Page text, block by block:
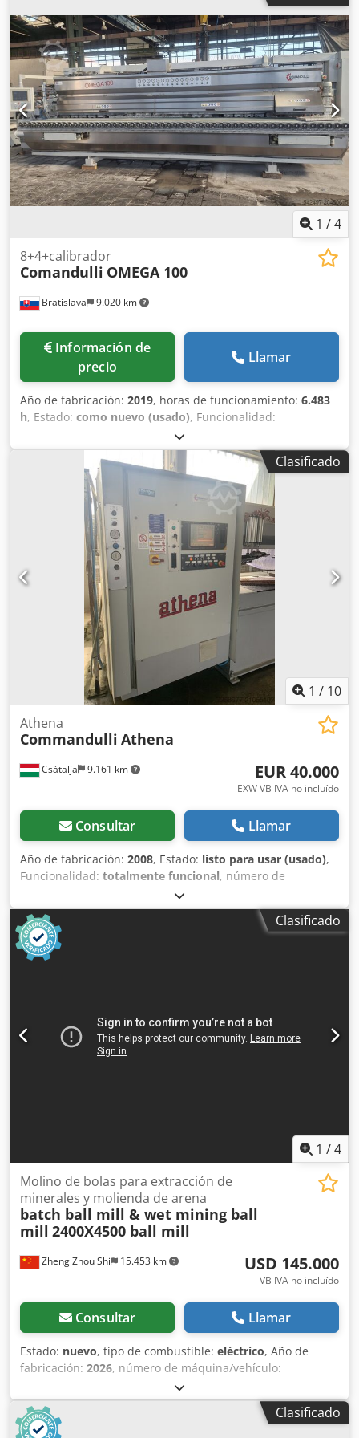
Modelo: SPEEDY SYSTEM D8 Crodpfx Apoycxyaeref Año de
fabricación: 2013 Estado: muy bueno Si tiene alguna
pregunta o necesita más información, no dude en
enviarnos un mensaje o llamarnos.
1 /4
Bratislava 9.020 km
8+4+calibrador
Comandulli OMEGA 100
Información de
precio
Llamar
Año de fabricación: 2019, horas de funcionamiento: 6.483
h, Estado: como nuevo (usado), Funcionalidad:
, Comandulli OMEGA 100
reacondicionada, año 2019, 6483 horas de trabajo. Todos
los rodamientos cambiados, correa nueva. Máquina como
nueva. Probada. Garantía de 1 año. Codpfx Ajxudl Doprorf
Clasificado
1 / 10
Csátalja 9.161 km
Athena
Commandulli Athena
EUR 40.000
EXW VB IVA no incluído
Consultar Llamar
Año de fabricación: 2008, Estado: listo para usar (usado),
Funcionalidad: totalmente funcional, número de
, En venta: Pulidora de cantos
Commandulli Athena CU 12 – NETO 40.000 EUR En venta:
Pulidora de cantos Commandulli Athena CU 12, año de
fabricación 2008, por un precio neto de 40.000 EUR. La
máquina está ensamblada, en condiciones operativas,
excelente rendimiento Número de tipo: 09808
Clasificado
1 /4
Zheng Zhou Shi 15.453 km
Molino de bolas para extracción de
minerales y molienda de arena
batch ball mill & wet mining ball
mill 2400X4500 ball mill
USD 145.000
VB IVA no incluído
Consultar Llamar
Estado: nuevo, tipo de combustible: eléctrico, Año de
fabricación: 2026, número de máquina/vehículo:
bajo nivel de ruido
parámetros técnicos del molino de bolas Diámetro del
tambor: 2400mm Longitud del tambor: 4500mm Potencia
Clasificado